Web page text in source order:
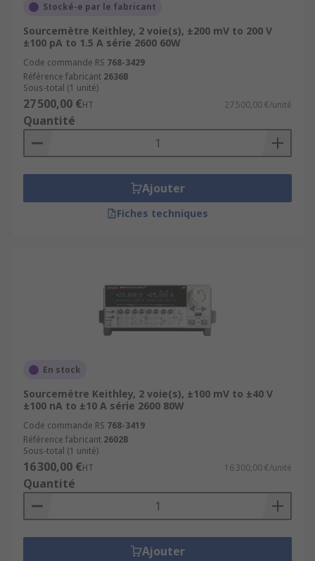
Stocké-e par le fabricant
Sourcemètre Keithley, 2 voie(s), ±200 mV to 200 V
±100 pA to 1.5 A série 2600 60W
Code commande RS 768-3429
Référence fabricant 2636B
Sous-total (1 unité)
27 500,00 €HT 27 500,00 €/unité
Quantité
Ajouter
Fiches techniques
En stock
Sourcemètre Keithley, 2 voie(s), ±100 mV to ±40 V
±100 nA to ±10 A série 2600 80W
Code commande RS 768-3419
Référence fabricant 2602B
Sous-total (1 unité)
16 300,00 €HT 16 300,00 €/unité
Quantité
Ajouter